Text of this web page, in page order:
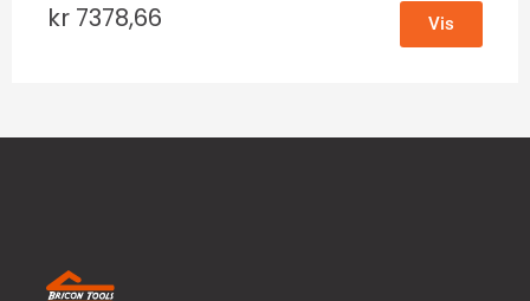
kr 7378,66 Vis